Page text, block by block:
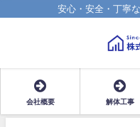
安心・安全・丁寧
会社概要 解体工事